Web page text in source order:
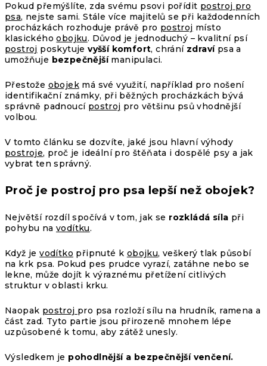
Pokud přemýšlíte, zda svému psovi pořídit postroj pro
psa, nejste sami. Stále více majitelů se při každodenních
procházkách rozhoduje právě pro postroj místo
klasickéhoobojku. Důvod je jednoduchý – kvalitní psí
postroj poskytujevyšší komfort, chrání zdravípsa a
umožňuje bezpečnějšímanipulaci.
Přestože obojek má své využití, například pro nošení
identifikační známky, při běžných procházkách bývá
správně padnoucí postroj pro většinu psů vhodnější
volbou.
V tomto článku se dozvíte, jaké jsou hlavní výhody
postroje, proč je ideální pro štěňata i dospělé psy a jak
vybrat ten správný.
Proč je postroj pro psa lepší než obojek?
Největší rozdíl spočívá v tom, jak se rozkládá síla při
pohybu navodítku.
Když jevodítko připnuté k obojku, veškerý tlak působí
na krk psa. Pokud pes prudce vyrazí, zatáhne nebo se
lekne, může dojít k výraznému přetížení citlivých
struktur v oblasti krku.
Naopak postroj pro psa rozloží sílu na hrudník, ramena a
část zad. Tyto partie jsou přirozeně mnohem lépe
uzpůsobené k tomu, aby zátěž unesly.
Výsledkem je pohodlnější a bezpečnější venčení.